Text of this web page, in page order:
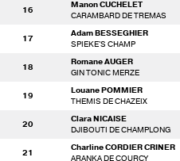
16
Manon CUCHELET
CARAMBARD DE TREMAS
17
Adam BESSEGHIER
SPIEKE'S CHAMP
18
Romane AUGER
GIN TONIC MERZE
19
Louane POMMIER
THEMIS DE CHAZEIX
20
Clara NICAISE
DJIBOUTI DE CHAMPLONG
21
Charline CORDIER CRINER
ARANKA DE COURCY